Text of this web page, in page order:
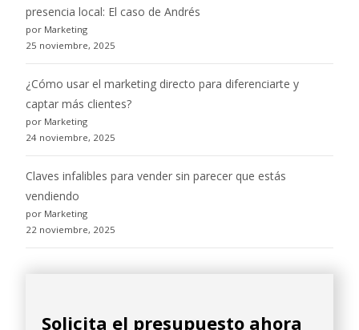
presencia local: El caso de Andrés
por Marketing
25 noviembre, 2025
¿Cómo usar el marketing directo para diferenciarte y
captar más clientes?
por Marketing
24 noviembre, 2025
Claves infalibles para vender sin parecer que estás
vendiendo
por Marketing
22 noviembre, 2025